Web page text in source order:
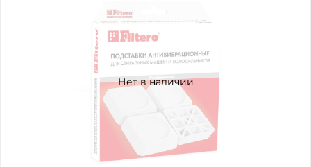
Нет в наличии